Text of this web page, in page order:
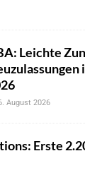
Leichte
August 2026
Erste